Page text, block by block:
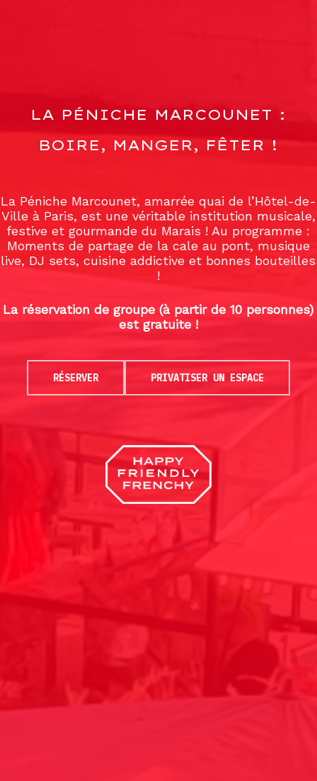
LA PÉNICHE MARCOUNET :
BOIRE, MANGER, FÊTER !
La Péniche Marcounet, amarrée quai de l’Hôtel-de-
Ville à Paris, est une véritable institution musicale,
festive et gourmande du Marais ! Au programme :
Moments de partage de la cale au pont, musique
live, DJ sets, cuisine addictive et bonnes bouteilles
!
La réservation de groupe (à partir de 10 personnes)
est gratuite !
RÉSERVER PRIVATISER UN ESPACE